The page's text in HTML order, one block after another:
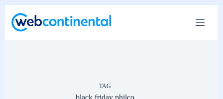
para
TAG
black friday philco